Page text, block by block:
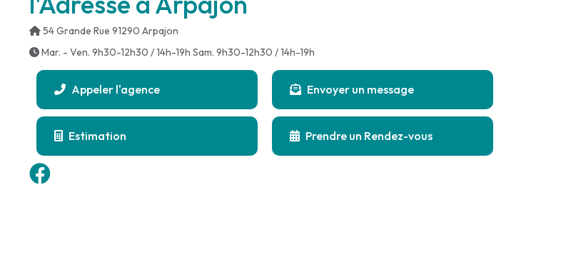
54 Grande Rue 91290 Arpajon
Mar. - Ven. 9h30-12h30 / 14h-19h Sam. 9h30-12h30 / 14h-19h
Appeler l'agence
Estimation
Envoyer un message
Prendre un Rendez-vous